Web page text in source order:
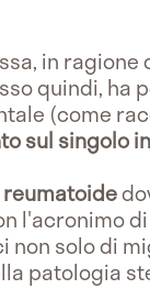
in
quindi, ha
(come
sul singolo
l'acronimo di
non solo di
patologia